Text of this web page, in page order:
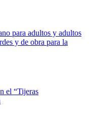
para adultos y adultos
y de obra para la